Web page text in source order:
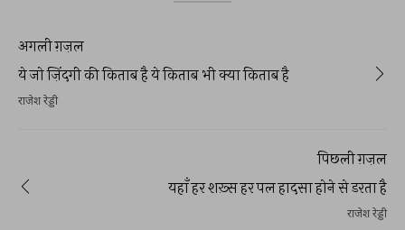
अगली ग़ज़ल
ये जो ज़िंदगी की किताब है ये किताब भी क्या किताब है
राजेश रेड्डी
पिछली ग़ज़ल
यहाँ हर शख़्स हर पल हादसा होने से डरता है
राजेश रेड्डी